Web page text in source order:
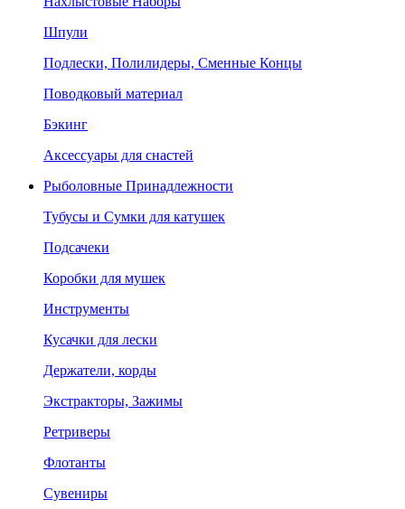
Шпули
Подлески, Полилидеры, Сменные Концы
Поводковый материал
Бэкинг
Аксессуары для снастей
Рыболовные Принадлежности
Тубусы и Сумки для катушек
Подсачеки
Коробки для мушек
Инструменты
Кусачки для лески
Держатели, корды
Экстракторы, Зажимы
Ретриверы
Флотанты
Сувениры